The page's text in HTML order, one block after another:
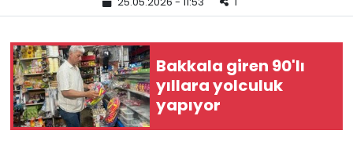
Bakkala giren 90'lı
yıllara yolculuk
yapıyor
TEKNOLOJİ
Yaşam
YEREL POLİTİKA